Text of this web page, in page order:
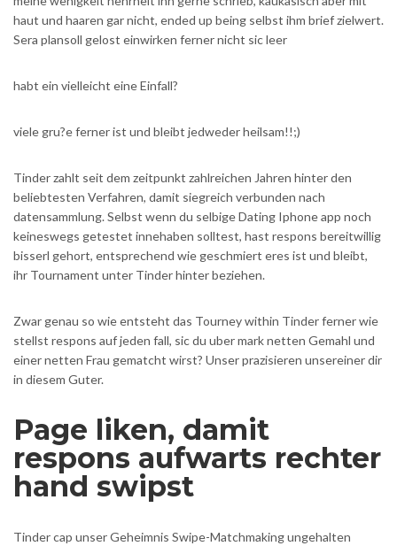
haut und haaren gar nicht, ended up being selbst ihm brief zielwert.
Sera plansoll gelost einwirken ferner nicht sic leer
habt ein vielleicht eine Einfall?
viele gru?e ferner ist und bleibt jedweder heilsam!!;)
Tinder zahlt seit dem zeitpunkt zahlreichen Jahren hinter den
beliebtesten Verfahren, damit siegreich verbunden nach
datensammlung. Selbst wenn du selbige Dating Iphone app noch
keineswegs getestet innehaben solltest, hast respons bereitwillig
bisserl gehort, entsprechend wie geschmiert eres ist und bleibt,
ihr Tournament unter Tinder hinter beziehen.
Zwar genau so wie entsteht das Tourney within Tinder ferner wie
stellst respons auf jeden fall, sic du uber mark netten Gemahl und
einer netten Frau gematcht wirst? Unser prazisieren unsereiner dir
in diesem Guter.
Page liken, damit
respons aufwarts rechter
hand swipst
Tinder cap unser Geheimnis Swipe-Matchmaking ungehalten